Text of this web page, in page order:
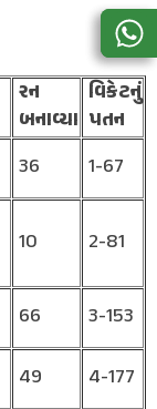
રન
બનાવ્યા
વિકેટનું
પતન
36
1-67
10
2-81
66
3-153
49 4-177